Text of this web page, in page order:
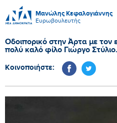
Μανώλης Κεφαλογιάννης
Ευρωβουλευτής
Οδοιπορικό στην Άρτα με τον
πολύ καλό φίλο Γιώργο Στύλιο.
Κοινοποιήστε: